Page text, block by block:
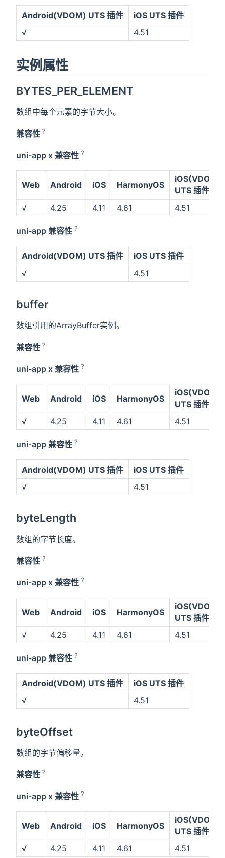
Android(VDOM) UTS 插件
iOS UTS 插件
√
4.51
实例属性
BYTES_PER_ELEMENT
数组中每个元素的字节大小。
兼容性 ?
uni-app x 兼容性 ?
Web Android iOS HarmonyOS
iOS(VDOM)
UTS 插件
√
4.25 4.11 4.61 4.51
uni-app 兼容性 ?
Android(VDOM) UTS 插件
iOS UTS 插件
√
4.51
buffer
数组引用的ArrayBuffer实例。
兼容性 ?
uni-app x 兼容性 ?
Web Android iOS HarmonyOS
iOS(VDOM)
UTS 插件
√
4.25 4.11 4.61 4.51
uni-app 兼容性 ?
Android(VDOM) UTS 插件
iOS UTS 插件
√
4.51
byteLength
数组的字节长度。
兼容性 ?
uni-app x 兼容性 ?
Web Android iOS HarmonyOS
iOS(VDOM)
UTS 插件
√
4.25 4.11 4.61 4.51
uni-app 兼容性 ?
Android(VDOM) UTS 插件
iOS UTS 插件
√
4.51
byteOffset
数组的字节偏移量。
兼容性 ?
uni-app x 兼容性 ?
Web Android iOS HarmonyOS
iOS(VDOM)
UTS 插件
√
4.25 4.11 4.61 4.51